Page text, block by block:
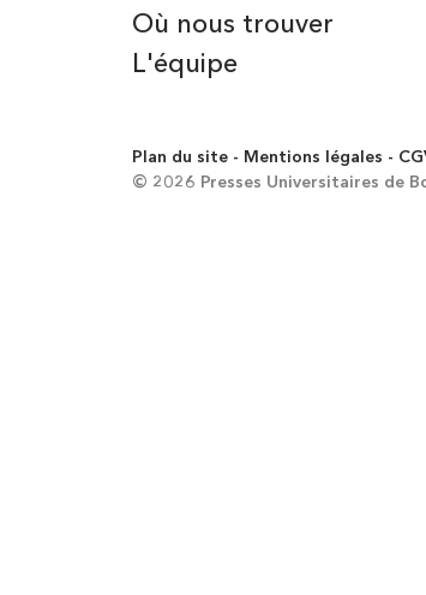
Où nous trouver
L'équipe
Plan du site Mentions légales
© 2026 Presses Universitaires de